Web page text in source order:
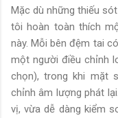
Mặc dù những thiếu
tôi hoàn toàn thích
này. Mỗi bên đệm tai
một người điều chỉnh
chọn), trong khi mặt
chỉnh âm lượng phát
vị, vừa dễ dàng kiểm